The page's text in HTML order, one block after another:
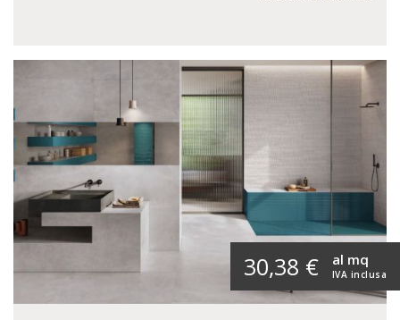
30,38 € IVA inclusa
al mq